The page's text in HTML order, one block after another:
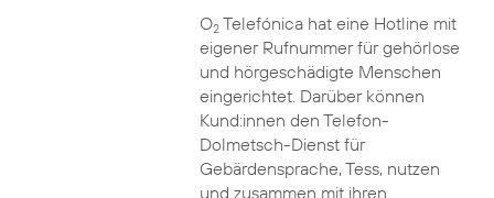
O2Telefónica hat eine Hotline mit
eigener Rufnummer für gehörlose
und hörgeschädigte Menschen
eingerichtet. Darüber können
Kund:innen den Telefon-
Dolmetsch-Dienst für
Gebärdensprache, Tess, nutzen
und zusammen mit ihren